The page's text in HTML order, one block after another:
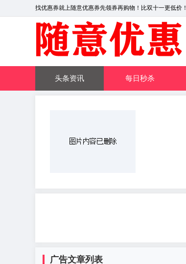
找优惠券就上随意优惠券先领券再购物！比双十一更低价！
头条资讯 每日秒杀
广告文章列表